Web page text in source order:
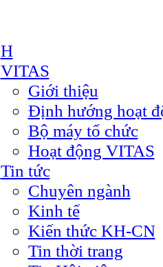
H
VITAS
Giới thiệu
Định hướng hoạt
Bộ máy tổ chức
Hoạt động VITAS
Tin tức
Chuyên ngành
Kinh tế
Kiến thức KH-CN
Tin thời trang